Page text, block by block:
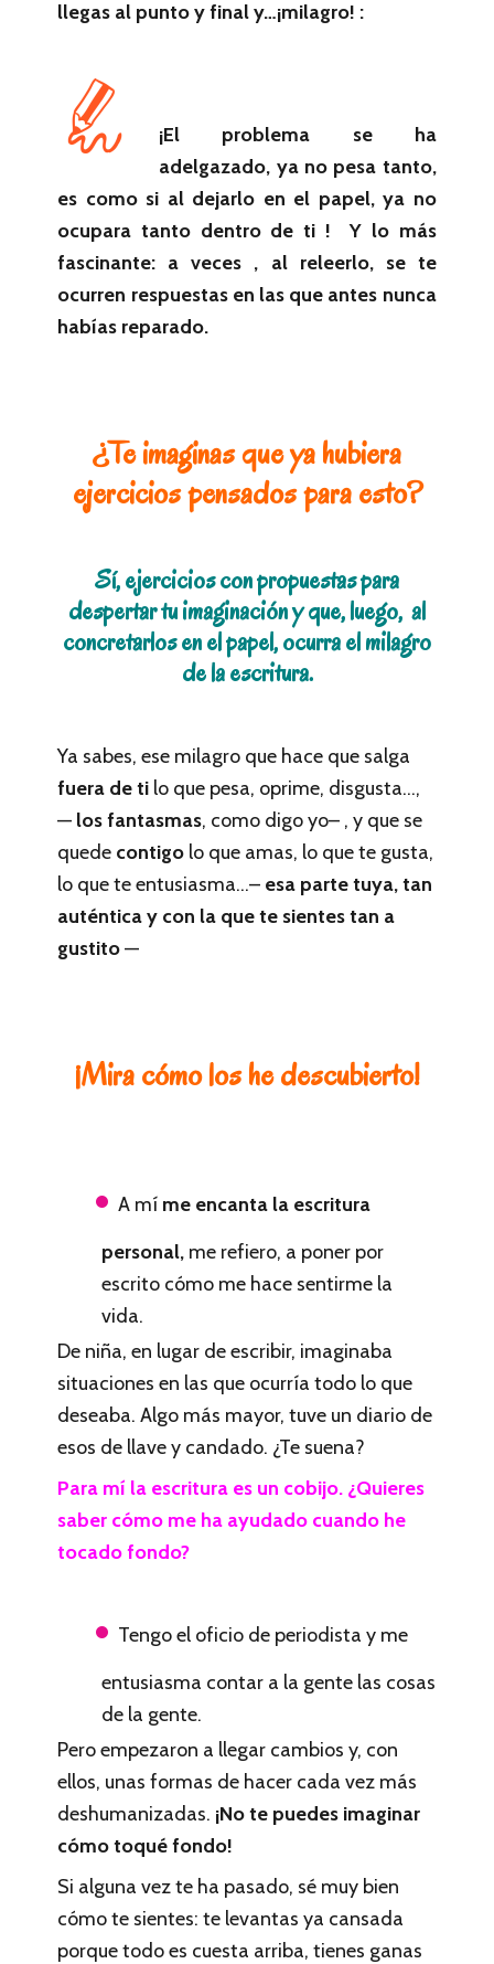
llegas al punto y final y…¡milagro! :
¡El problema se ha
adelgazado, ya no pesa tanto,
es como si al dejarlo en el papel, ya no
ocupara tanto dentro de ti ! Y lo más
fascinante: a veces , al releerlo, se te
ocurren respuestas en las que antes nunca
habías reparado.
¿Te imaginas que ya hubiera
ejercicios pensados para esto?
Sí, ejercicios con propuestas para
despertar tu imaginación y que, luego, al
concretarlos en el papel, ocurra el milagro
de la escritura.
Ya sabes, ese milagro que hace que salga
fuera de ti lo que pesa, oprime, disgusta…,
— los fantasmas, como digo yo– , y que se
quede contigo lo que amas, lo que te gusta,
lo que te entusiasma…– esa parte tuya, tan
auténtica y con la que te sientes tan a
gustito—
¡Mira cómo los he descubierto!
A mí me encanta la escritura
personal, me refiero, a poner por
escrito cómo me hace sentirme la
vida.
De niña, en lugar de escribir, imaginaba
situaciones en las que ocurría todo lo que
deseaba. Algo más mayor, tuve un diario de
esos de llave y candado. ¿Te suena?
Para mí la escritura es un cobijo. ¿Quieres
saber cómo me ha ayudado cuando he
tocado fondo?
Tengo el oficio de periodista y me
entusiasma contar a la gente las cosas
de la gente.
Pero empezaron a llegar cambios y, con
ellos, unas formas de hacer cada vez más
deshumanizadas. ¡No te puedes imaginar
cómo toqué fondo!
Si alguna vez te ha pasado, sé muy bien
cómo te sientes: te levantas ya cansada
porque todo es cuesta arriba, tienes ganas